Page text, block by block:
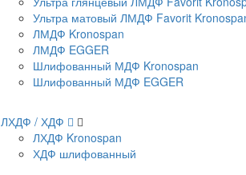
Ультра матовый ЛМДФ Favorit
ЛМДФ Kronospan
ЛМДФ EGGER
Шлифованный МДФ Kronospan
Шлифованный МДФ EGGER
ЛХДФ / ХДФ
ЛХДФ Kronospan
ХДФ шлифованный